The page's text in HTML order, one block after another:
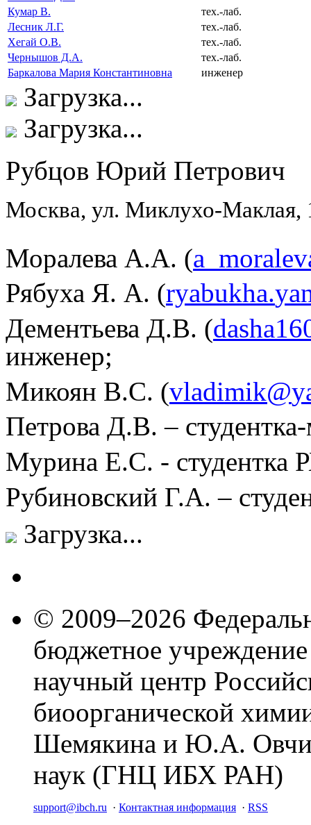
Кумар В.
тех.-лаб.
Лесник Л.Г.
тех.-лаб.
Хегай О.В.
тех.-лаб.
Чернышов Д.А.
тех.-лаб.
Баркалова Мария Константиновна
инженер
Загрузка...
Загрузка...
Рубцов Юрий Петрович
Москва, ул. Миклухо-
Моралева А.А. (a
Рябуха Я. А. (ryabukha.
Дементьева Д.В. (dasha
инженер;
Микоян В.С. (vladimik@
Петрова Д.В. –
Мурина Е.С. - студентка
Рубиновский Г.А. –
Загрузка...
© 2009–2026
бюджетное
научный центр
биоорганической
Шемякина и Ю.А.
наук (ГНЦ ИБХ РАН)
support@ibch.ru · Контактная информация · RSS